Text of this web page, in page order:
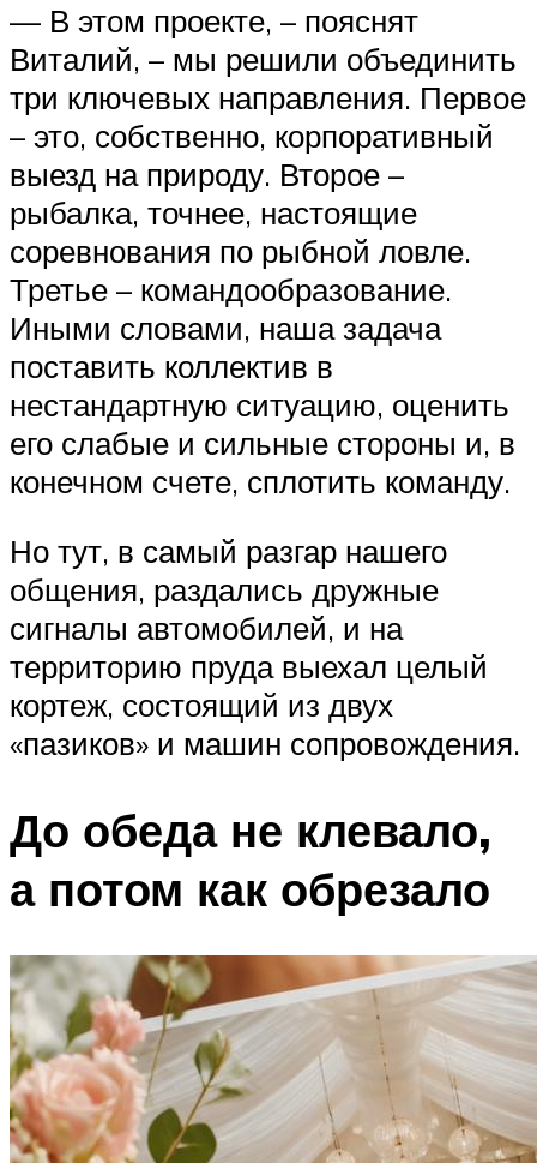
— В этом проекте, – пояснят
Виталий, – мы решили объединить
три ключевых направления. Первое
– это, собственно, корпоративный
выезд на природу. Второе –
рыбалка, точнее, настоящие
соревнования по рыбной ловле.
Третье – командообразование.
Иными словами, наша задача
поставить коллектив в
нестандартную ситуацию, оценить
его слабые и сильные стороны и, в
конечном счете, сплотить команду.
Но тут, в самый разгар нашего
общения, раздались дружные
сигналы автомобилей, и на
территорию пруда выехал целый
кортеж, состоящий из двух
«пазиков» и машин сопровождения.
До обеда не клевало,
а потом как обрезало